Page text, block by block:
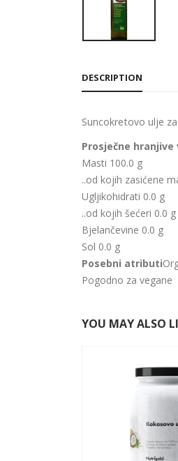
DESCRIPTION
Suncokretovo ulje
Prosječne
Masti 100.0 g
..od kojih zasićene
Ugljikohidrati 0.0 g
..od kojih šećeri 0.0 g
Bjelančevine 0.0 g
Sol 0.0 g
Posebni atributi
Pogodno za vegane
YOU MAY ALSO